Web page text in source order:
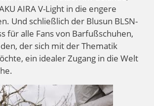
AIRA V-Light in die engere
Und schließlich der Blusun BLSN-
für alle Fans von Barfußschuhen,
der sich mit der Thematik
ein idealer Zugang in die Welt